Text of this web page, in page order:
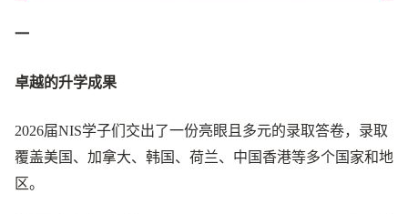
一
卓越的升学成果
2026届NIS学子们交出了一份亮眼且多元的录取答卷，录取
覆盖美国、加拿大、韩国、荷兰、中国香港等多个国家和地
区。